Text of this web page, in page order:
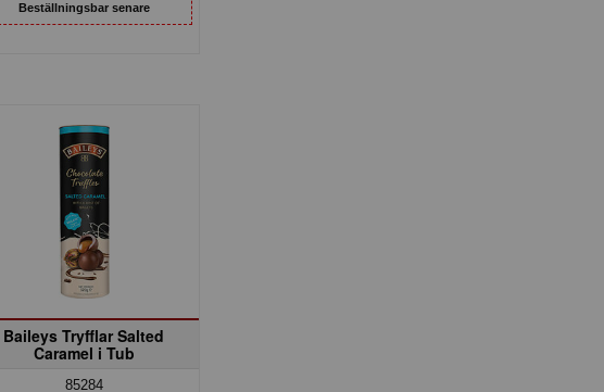
Beställningsbar senare
Baileys Tryfflar Salted
Caramel i Tub
85284